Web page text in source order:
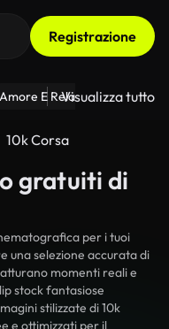
Registrazione
Amore E Relazioni Il
Visualizza tutto
10k Corsa
gratuiti di
per i tuoi
una selezione accurata di
momenti reali e
stock fantasiose
stilizzate di 10k
e ottimizzati per il